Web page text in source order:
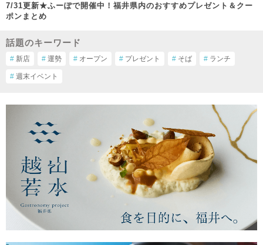
7/31更新★ふーぽで開催中！福井県内のおすすめプレゼント＆クー
ポンまとめ
話題のキーワード
# 新店 # 運勢 # オープン # プレゼント # そば # ランチ
# 週末イベント